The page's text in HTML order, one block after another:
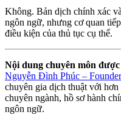
Không. Bản dịch chính xác
ngôn ngữ, nhưng cơ quan
điều kiện của thủ tục cụ thể.
Nội dung chuyên môn
Nguyễn Đình Phúc –
chuyên gia dịch thuật với
chuyên ngành, hồ sơ hành
ngôn ngữ.